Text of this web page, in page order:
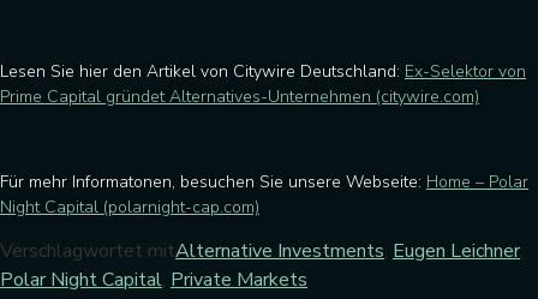
Lesen Sie hier den Artikel von Citywire Deutschland: Ex-Selektor von
Prime Capital gründet Alternatives-Unternehmen (citywire.com)
Für mehr Informatonen, besuchen Sie unsere Webseite: Home – Polar
Night Capital (polarnight-cap.com)
Verschlagwortet mitAlternative Investments, Eugen Leichner,
Polar Night Capital, Private Markets